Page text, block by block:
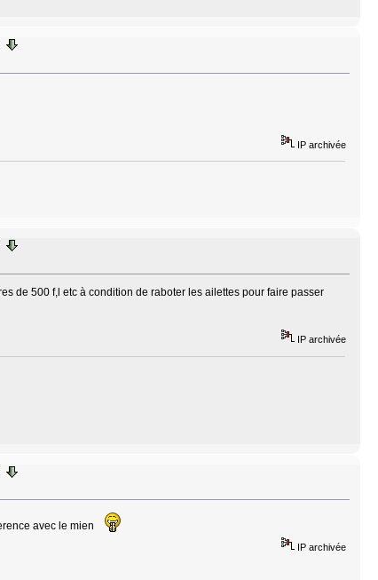
IP archivée
de 500 f,l etc à condition de raboter les ailettes pour faire passer
IP archivée
avec le mien
IP archivée